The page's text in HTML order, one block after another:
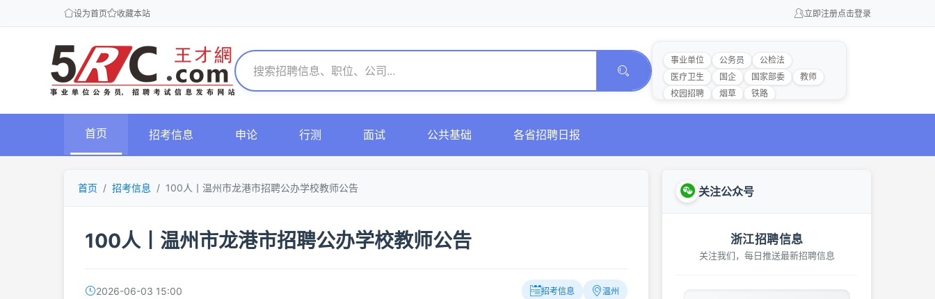
设为首页 收藏本站 立即注册点击登录
事业单位 公务员
公检法
医疗卫生
国企 国家部委
教师
校园招聘
烟草 铁路
首页 招考信息 申论 行测 面试 公共基础 各省招聘日报
首页 招考信息 100人丨温州市龙港市招聘公办学校教师公告
100人丨温州市龙港市招聘公办学校教师公告
2026-06-03 15:00 招考信息 温州
关注公众号
浙江招聘信息
关注我们，每日推送最新招聘信息